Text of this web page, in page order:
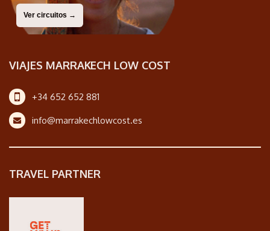
Ver circuitos →
VIAJES MARRAKECH LOW COST
+34 652 652 881
info@marrakechlowcost.es
TRAVEL PARTNER